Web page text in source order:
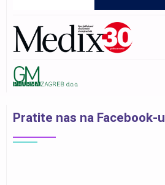
Pratite nas na Facebook-u